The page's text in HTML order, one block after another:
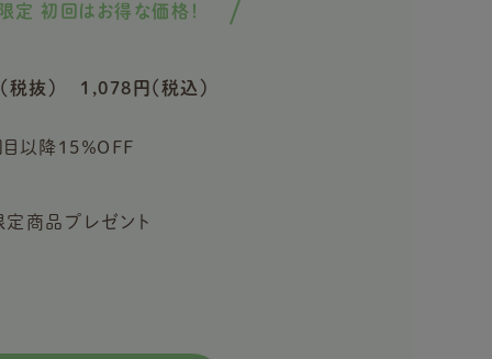
定 初回はお得な価格！
（税抜） 1,078円（税込）
以降15％OFF
商品プレゼント